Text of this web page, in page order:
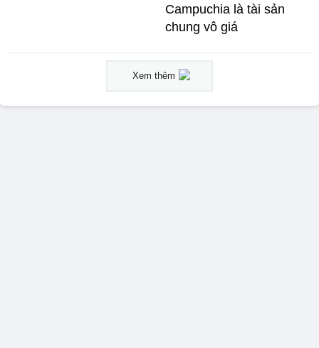
Campuchia là tài sản
chung vô giá ​
Xem thêm